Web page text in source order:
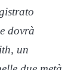
dovrà
un